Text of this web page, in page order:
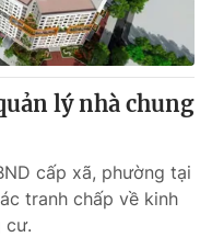
lý nhà chung
cấp xã, phường tại
tranh chấp về kinh
cư.